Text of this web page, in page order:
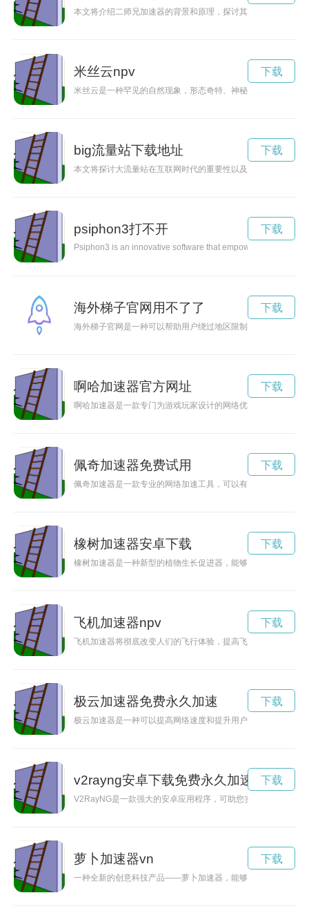
本文将介绍二师兄加速器的背景和原理，探讨其对忍者们能力提
米丝云npv
米丝云是一种罕见的自然现象，形态奇特、神秘莫测。本文将
下载
big流量站下载地址
本文将探讨大流量站在互联网时代的重要性以及其对用户需求
下载
psiphon3打不开
Psiphon3 is an innovative software that empowers
下载
海外梯子官网用不了了
海外梯子官网是一种可以帮助用户绕过地区限制、保护隐私信
下载
啊哈加速器官方网址
啊哈加速器是一款专门为游戏玩家设计的网络优化工具，可以
下载
佩奇加速器免费试用
佩奇加速器是一款专业的网络加速工具，可以有效提升你的上
下载
橡树加速器安卓下载
橡树加速器是一种新型的植物生长促进器，能够显著加速植物
下载
飞机加速器npv
飞机加速器将彻底改变人们的飞行体验，提高飞机的加速性能
下载
极云加速器免费永久加速
极云加速器是一种可以提高网络速度和提升用户体验的云服务
下载
v2rayng安卓下载免费永久加速
V2RayNG是一款强大的安卓应用程序，可助您实现网络自由。
下载
萝卜加速器vn
一种全新的创意科技产品——萝卜加速器，能够帮助提高萝卜的
下载